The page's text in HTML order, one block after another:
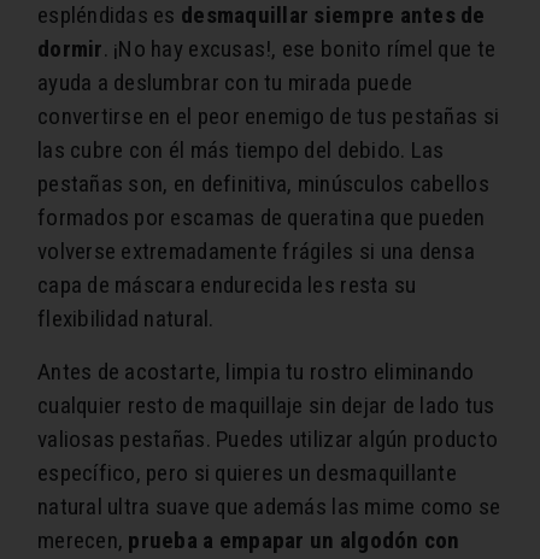
espléndidas es desmaquillar siempre antes de
dormir. ¡No hay excusas!, ese bonito rímel que te
ayuda a deslumbrar con tu mirada puede
convertirse en el peor enemigo de tus pestañas si
las cubre con él más tiempo del debido. Las
pestañas son, en definitiva, minúsculos cabellos
formados por escamas de queratina que pueden
volverse extremadamente frágiles si una densa
capa de máscara endurecida les resta su
flexibilidad natural.
Antes de acostarte, limpia tu rostro eliminando
cualquier resto de maquillaje sin dejar de lado tus
valiosas pestañas. Puedes utilizar algún producto
específico, pero si quieres un desmaquillante
natural ultra suave que además las mime como se
merecen, prueba a empapar un algodón con